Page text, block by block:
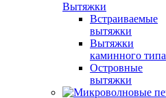
Вытяжки
Встраиваемые
вытяжки
Вытяжки
каминного типа
Островные
вытяжки